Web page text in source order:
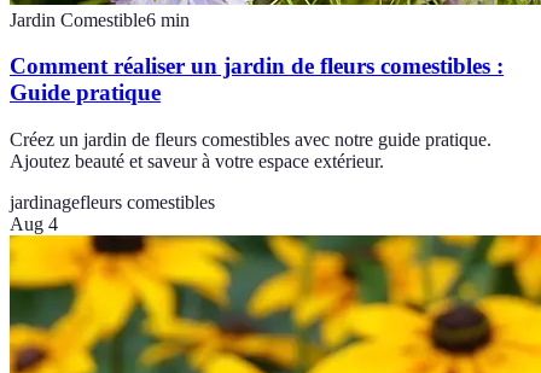
Jardin Comestible6 min
Comment réaliser un jardin de fleurs comestibles :
Guide pratique
Créez un jardin de fleurs comestibles avec notre guide pratique.
Ajoutez beauté et saveur à votre espace extérieur.
jardinagefleurs comestibles
Aug 4